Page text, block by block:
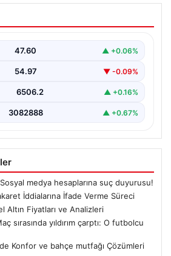
Hakaret İddialarına
iddialarıyla yürütülen
İstanbul Adalet…
47.60 ▲ +0.06%
54.97 ▼ -0.09%
6506.2 ▲ +0.16%
3082888 ▲ +0.67%
Sosyal medya hesaplarına suç duyurusu!
İddialarına İfade Verme Süreci
Altın Fiyatları ve Analizleri
sırasında yıldırım çarptı: O futbolcu
Konfor ve bahçe mutfağı Çözümleri